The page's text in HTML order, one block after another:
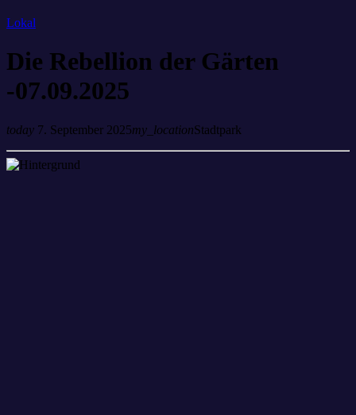
Lokal
Die Rebellion der Gärten
-07.09.2025
today 7. September 2025my_locationStadtpark